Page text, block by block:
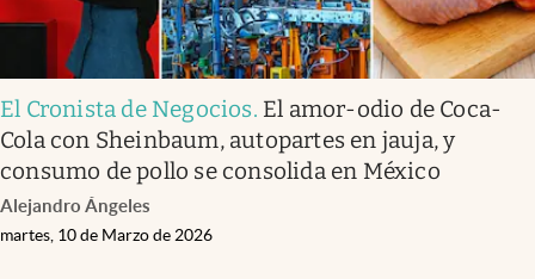
El Cronista de Negocios. El amor-odio de Coca-
Cola con Sheinbaum, autopartes en jauja, y
consumo de pollo se consolida en México
Alejandro Ángeles
martes, 10 de Marzo de 2026